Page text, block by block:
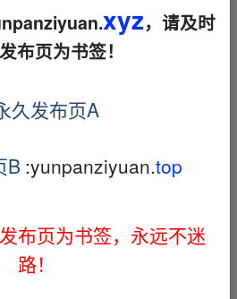
膳食谱｜中医食疗家常做法日常
前
xyz，请及时
布页为书签！
久发布页A
B :yunpanziyuan.top
布页为书签，永远不迷
路！